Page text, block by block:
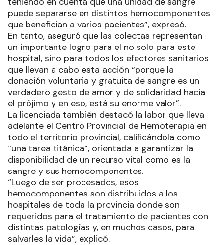
puede separarse en distintos hemocomponentes
que benefician a varios pacientes”, expresó.
En tanto, aseguró que las colectas representan
un importante logro para el no solo para este
hospital, sino para todos los efectores sanitarios
que llevan a cabo esta acción “porque la
donación voluntaria y gratuita de sangre es un
verdadero gesto de amor y de solidaridad hacia
el prójimo y en eso, está su enorme valor”.
La licenciada también destacó la labor que lleva
adelante el Centro Provincial de Hemoterapia en
todo el territorio provincial, calificándola como
“una tarea titánica”, orientada a garantizar la
disponibilidad de un recurso vital como es la
sangre y sus hemocomponentes.
“Luego de ser procesados, esos
hemocomponentes son distribuidos a los
hospitales de toda la provincia donde son
requeridos para el tratamiento de pacientes con
distintas patologías y, en muchos casos, para
salvarles la vida”, explicó.